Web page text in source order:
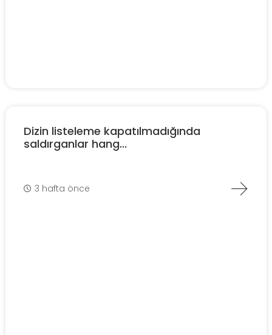
Dizin listeleme kapatılmadığında
saldırganlar hang...
3 hafta önce